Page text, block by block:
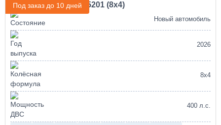
Под заказ до 10 дней
Самосвал КАМАЗ 65201 (8х4)
Новый автомобиль
2026
8х4
400 л.с.